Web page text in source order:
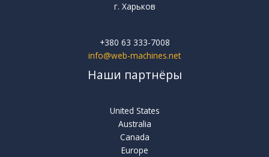
г. Харьков
+380 63 333-7008
info@web-machines.net
Наши партнёры
United States
Australia
Canada
Europe